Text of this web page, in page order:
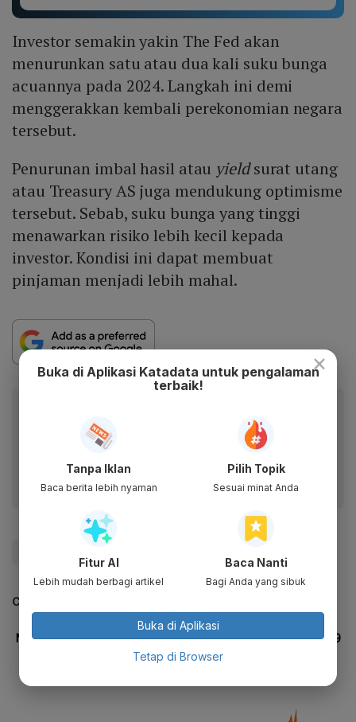
Investor semakin yakin The Fed akan
menurunkan satu atau dua kali suku bunga
acuannya pada 2024. Langkah ini demi
menggerakkan kembali perekonomian negara
tersebut.
Penurunan imbal hasil atau yieldsurat utang
atau Treasury AS juga mendukung optimisme
tersebut. Sebab, suku bunga yang tinggi
menawarkan risiko lebih kecil kepada
investor. Kondisi ini dapat membuat
pinjaman menjadi lebih mahal.
Dapatkan pengalaman membaca lebih nyaman dan nikmati
fitur menarik lainnya lewat aplikasi mobile Katadata.
CEK JUGA DATA INI
×
Buka di Aplikasi Katadata untuk pengalaman
terbaik!
Tanpa Iklan
Baca berita lebih nyaman
Pilih Topik
Sesuai minat Anda
Fitur AI
Lebih mudah berbagi artikel
Baca Nanti
Bagi Anda yang sibuk
Buka di Aplikasi
Tetap di Browser